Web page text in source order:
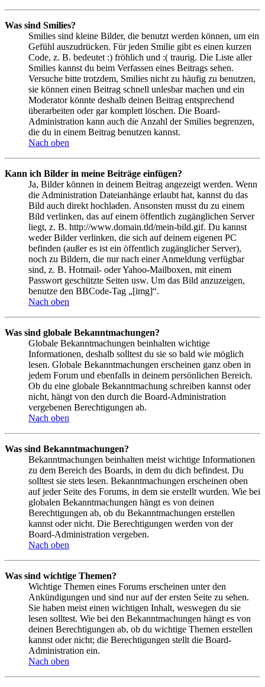
Was sind Smilies?
Smilies sind kleine Bilder, die benutzt werden können, um ein
Gefühl auszudrücken. Für jeden Smilie gibt es einen kurzen
Code, z. B. bedeutet :) fröhlich und :( traurig. Die Liste aller
Smilies kannst du beim Verfassen eines Beitrags sehen.
Versuche bitte trotzdem, Smilies nicht zu häufig zu benutzen,
sie können einen Beitrag schnell unlesbar machen und ein
Moderator könnte deshalb deinen Beitrag entsprechend
überarbeiten oder gar komplett löschen. Die Board-
Administration kann auch die Anzahl der Smilies begrenzen,
die du in einem Beitrag benutzen kannst.
Nach oben
Kann ich Bilder in meine Beiträge einfügen?
Ja, Bilder können in deinem Beitrag angezeigt werden. Wenn
die Administration Dateianhänge erlaubt hat, kannst du das
Bild auch direkt hochladen. Ansonsten musst du zu einem
Bild verlinken, das auf einem öffentlich zugänglichen Server
liegt, z. B. http://www.domain.tld/mein-bild.gif. Du kannst
weder Bilder verlinken, die sich auf deinem eigenen PC
befinden (außer es ist ein öffentlich zugänglicher Server),
noch zu Bildern, die nur nach einer Anmeldung verfügbar
sind, z. B. Hotmail- oder Yahoo-Mailboxen, mit einem
Passwort geschützte Seiten usw. Um das Bild anzuzeigen,
benutze den BBCode-Tag „[img]“.
Nach oben
Was sind globale Bekanntmachungen?
Globale Bekanntmachungen beinhalten wichtige
Informationen, deshalb solltest du sie so bald wie möglich
lesen. Globale Bekanntmachungen erscheinen ganz oben in
jedem Forum und ebenfalls in deinem persönlichen Bereich.
Ob du eine globale Bekanntmachung schreiben kannst oder
nicht, hängt von den durch die Board-Administration
vergebenen Berechtigungen ab.
Nach oben
Was sind Bekanntmachungen?
Bekanntmachungen beinhalten meist wichtige Informationen
zu dem Bereich des Boards, in dem du dich befindest. Du
solltest sie stets lesen. Bekanntmachungen erscheinen oben
auf jeder Seite des Forums, in dem sie erstellt wurden. Wie bei
globalen Bekanntmachungen hängt es von deinen
Berechtigungen ab, ob du Bekanntmachungen erstellen
kannst oder nicht. Die Berechtigungen werden von der
Board-Administration vergeben.
Nach oben
Was sind wichtige Themen?
Wichtige Themen eines Forums erscheinen unter den
Ankündigungen und sind nur auf der ersten Seite zu sehen.
Sie haben meist einen wichtigen Inhalt, weswegen du sie
lesen solltest. Wie bei den Bekanntmachungen hängt es von
deinen Berechtigungen ab, ob du wichtige Themen erstellen
kannst oder nicht; die Berechtigungen stellt die Board-
Administration ein.
Nach oben